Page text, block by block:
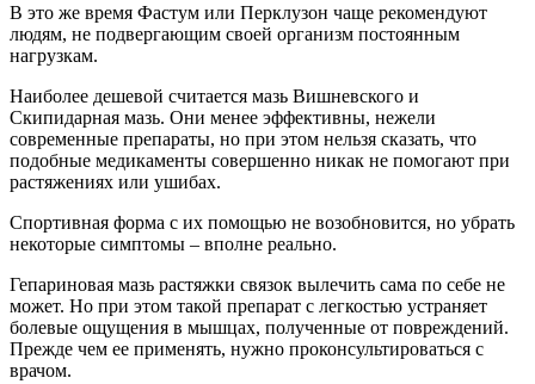
В это же время Фастум или Перклузон чаще рекомендуют
людям, не подвергающим своей организм постоянным
нагрузкам.
Наиболее дешевой считается мазь Вишневского и
Скипидарная мазь. Они менее эффективны, нежели
современные препараты, но при этом нельзя сказать, что
подобные медикаменты совершенно никак не помогают при
растяжениях или ушибах.
Спортивная форма с их помощью не возобновится, но убрать
некоторые симптомы – вполне реально.
Гепариновая мазь растяжки связок вылечить сама по себе не
может. Но при этом такой препарат с легкостью устраняет
болевые ощущения в мышцах, полученные от повреждений.
Прежде чем ее применять, нужно проконсультироваться с
врачом.